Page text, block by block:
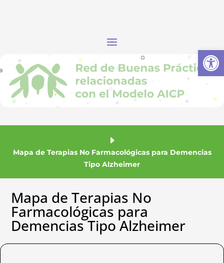
Mapa de Terapias No Farmacológicas para Demencias
Tipo Alzheimer
Mapa de Terapias No
Farmacológicas para
Demencias Tipo Alzheimer